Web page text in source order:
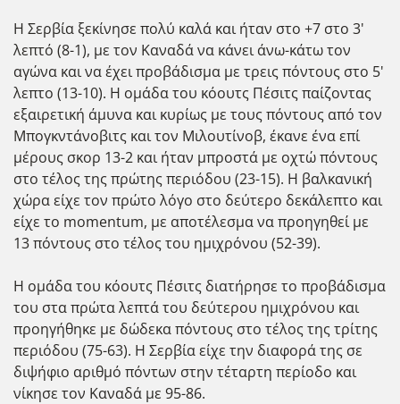
Η Σερβία ξεκίνησε πολύ καλά και ήταν στο +7 στο 3'
λεπτό (8-1), με τον Καναδά να κάνει άνω-κάτω τον
αγώνα και να έχει προβάδισμα με τρεις πόντους στο 5'
λεπτο (13-10). Η ομάδα του κόουτς Πέσιτς παίζοντας
εξαιρετική άμυνα και κυρίως με τους πόντους από τον
Μπογκντάνοβιτς και τον Μιλουτίνοβ, έκανε ένα επί
μέρους σκορ 13-2 και ήταν μπροστά με οχτώ πόντους
στο τέλος της πρώτης περιόδου (23-15). Η βαλκανική
χώρα είχε τον πρώτο λόγο στο δεύτερο δεκάλεπτο και
είχε το momentum, με αποτέλεσμα να προηγηθεί με
13 πόντους στο τέλος του ημιχρόνου (52-39).
Η ομάδα του κόουτς Πέσιτς διατήρησε το προβάδισμα
του στα πρώτα λεπτά του δεύτερου ημιχρόνου και
προηγήθηκε με δώδεκα πόντους στο τέλος της τρίτης
περιόδου (75-63). Η Σερβία είχε την διαφορά της σε
διψήφιο αριθμό πόντων στην τέταρτη περίοδο και
νίκησε τον Καναδά με 95-86.